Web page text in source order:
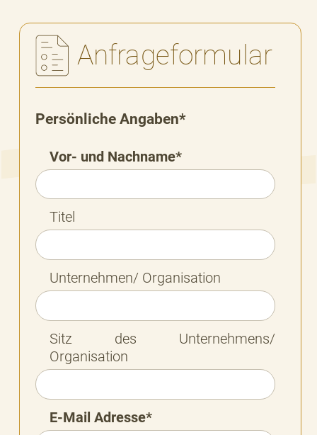
Anfrageformular
Persönliche Angaben*
Vor- und Nachname*
Titel
Unternehmen/ Organisation
Sitz des Unternehmens/
Organisation
E-Mail Adresse*